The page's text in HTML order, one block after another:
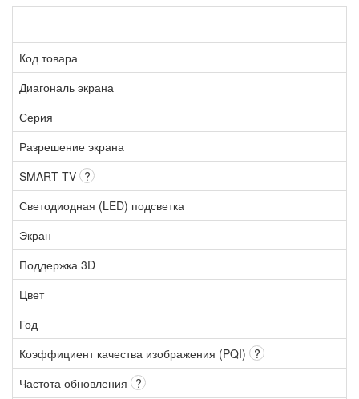
Код товара
Диагональ экрана
Серия
Разрешение экрана
SMART TV ?
Светодиодная (LED) подсветка
Экран
Поддержка 3D
Цвет
Год
Коэффициент качества изображения (PQI) ?
Частота обновления ?